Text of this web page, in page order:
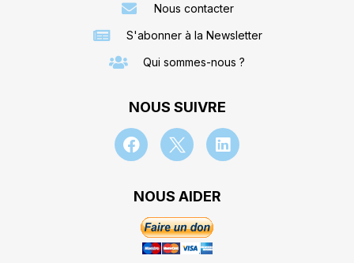
Nous contacter
S'abonner à la Newsletter
Qui sommes-nous ?
NOUS SUIVRE
NOUS AIDER